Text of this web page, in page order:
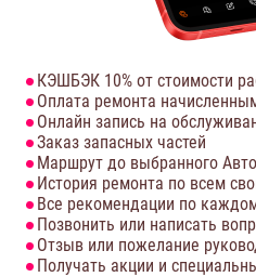
КЭШБЭК 10% от стоимости
Оплата ремонта
Онлайн запись на
Заказ запасных частей
Маршрут до выбранного
История ремонта по всем
Все рекомендации по
Позвонить или написать
Отзыв или пожелание
Получать акции и